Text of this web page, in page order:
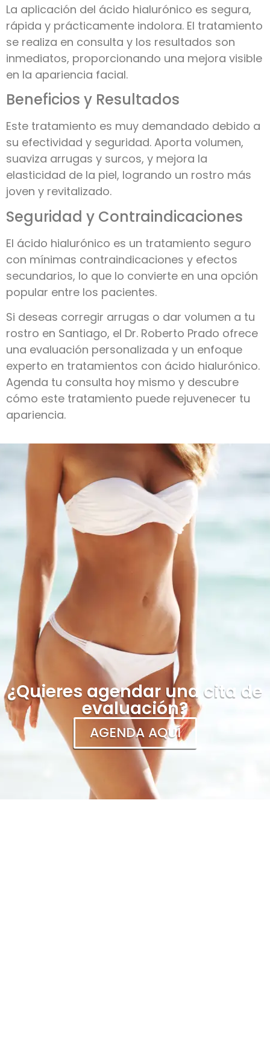
La aplicación del ácido hialurónico es segura,
rápida y prácticamente indolora. El tratamiento
se realiza en consulta y los resultados son
inmediatos, proporcionando una mejora visible
en la apariencia facial.
Beneficios y Resultados
Este tratamiento es muy demandado debido a
su efectividad y seguridad. Aporta volumen,
suaviza arrugas y surcos, y mejora la
elasticidad de la piel, logrando un rostro más
joven y revitalizado.
Seguridad y Contraindicaciones
El ácido hialurónico es un tratamiento seguro
con mínimas contraindicaciones y efectos
secundarios, lo que lo convierte en una opción
popular entre los pacientes.
Si deseas corregir arrugas o dar volumen a tu
rostro en Santiago, el Dr. Roberto Prado ofrece
una evaluación personalizada y un enfoque
experto en tratamientos con ácido hialurónico.
Agenda tu consulta hoy mismo y descubre
cómo este tratamiento puede rejuvenecer tu
apariencia.
¿Quieres agendar una cita de
evaluación?
AGENDA AQUÍ